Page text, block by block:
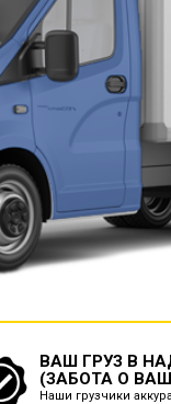
ВАШ ГРУЗ В
(ЗАБОТА О
Наши грузчики